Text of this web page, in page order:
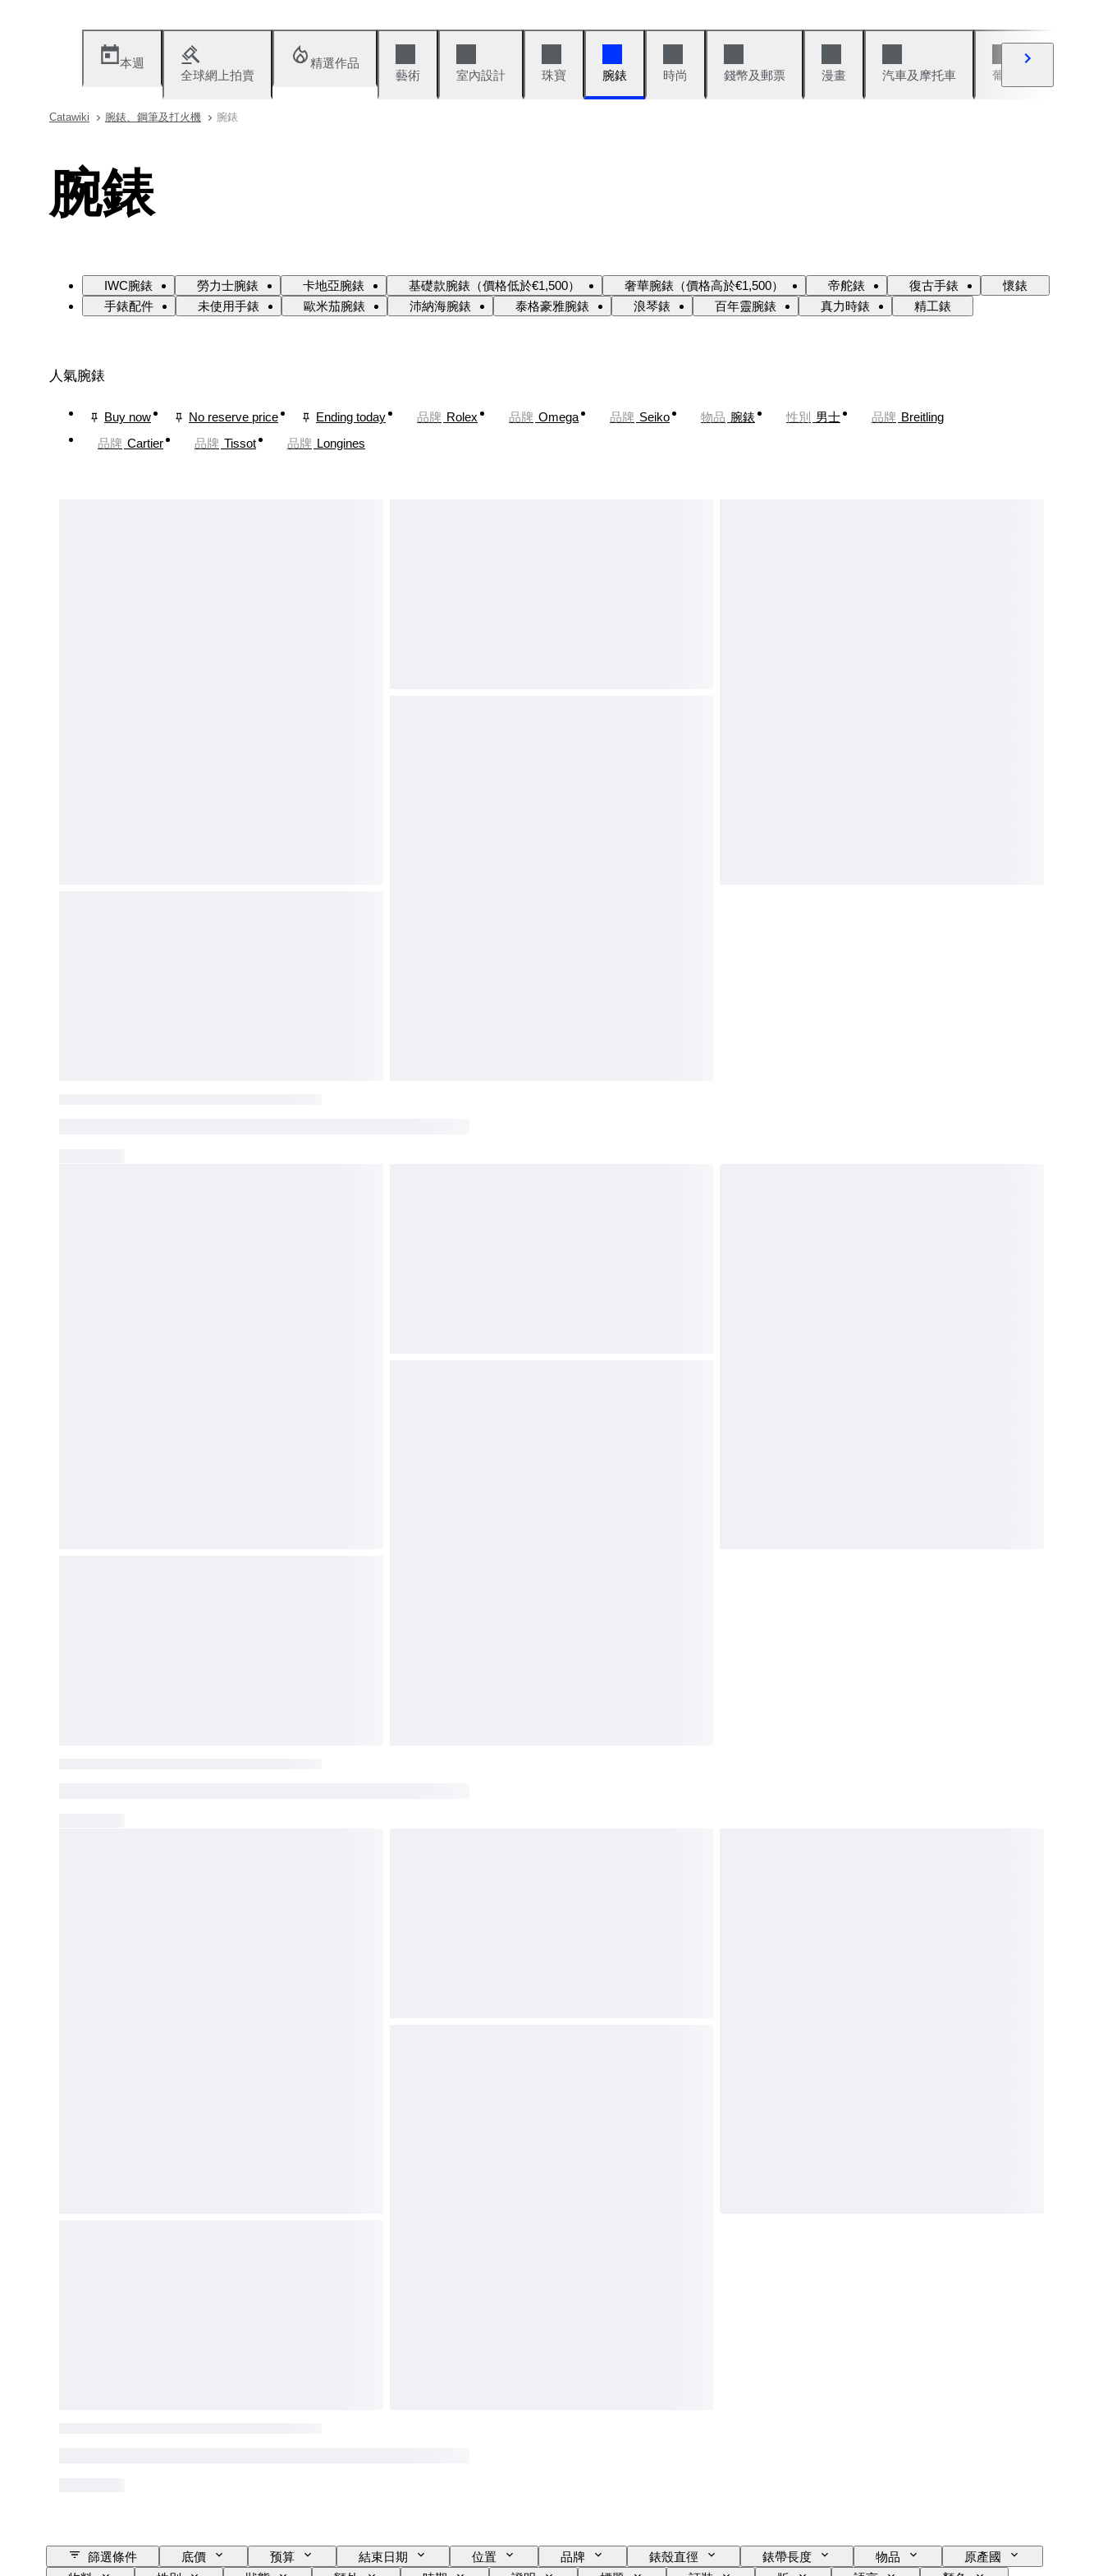
本週
全球網上拍賣
精選作品
藝術
室內設計 珠寶 腕錶 時尚 錢幣及郵票 漫畫 汽車及摩托車 葡萄酒與烈酒
Catawiki 腕錶、鋼筆及打火機 腕錶
腕錶
IWC腕錶 勞力士腕錶 卡地亞腕錶 基礎款腕錶（價格低於€1,500） 奢華腕錶（價格高於€1,500） 帝舵錶 復古手錶
懷錶
手錶配件
未使用手錶 歐米茄腕錶 沛納海腕錶 泰格豪雅腕錶 浪琴錶 百年靈腕錶 真力時錶 精工錶
人氣腕錶
Buy now No reserve price Ending today 品牌 Rolex 品牌 Omega 品牌 Seiko 物品 腕錶 性別 男士 品牌 Breitling
品牌 Cartier 品牌 Tissot 品牌 Longines
篩選條件 底價 预算 結束日期 位置 品牌 錶殼直徑 錶帶長度 物品
原產國